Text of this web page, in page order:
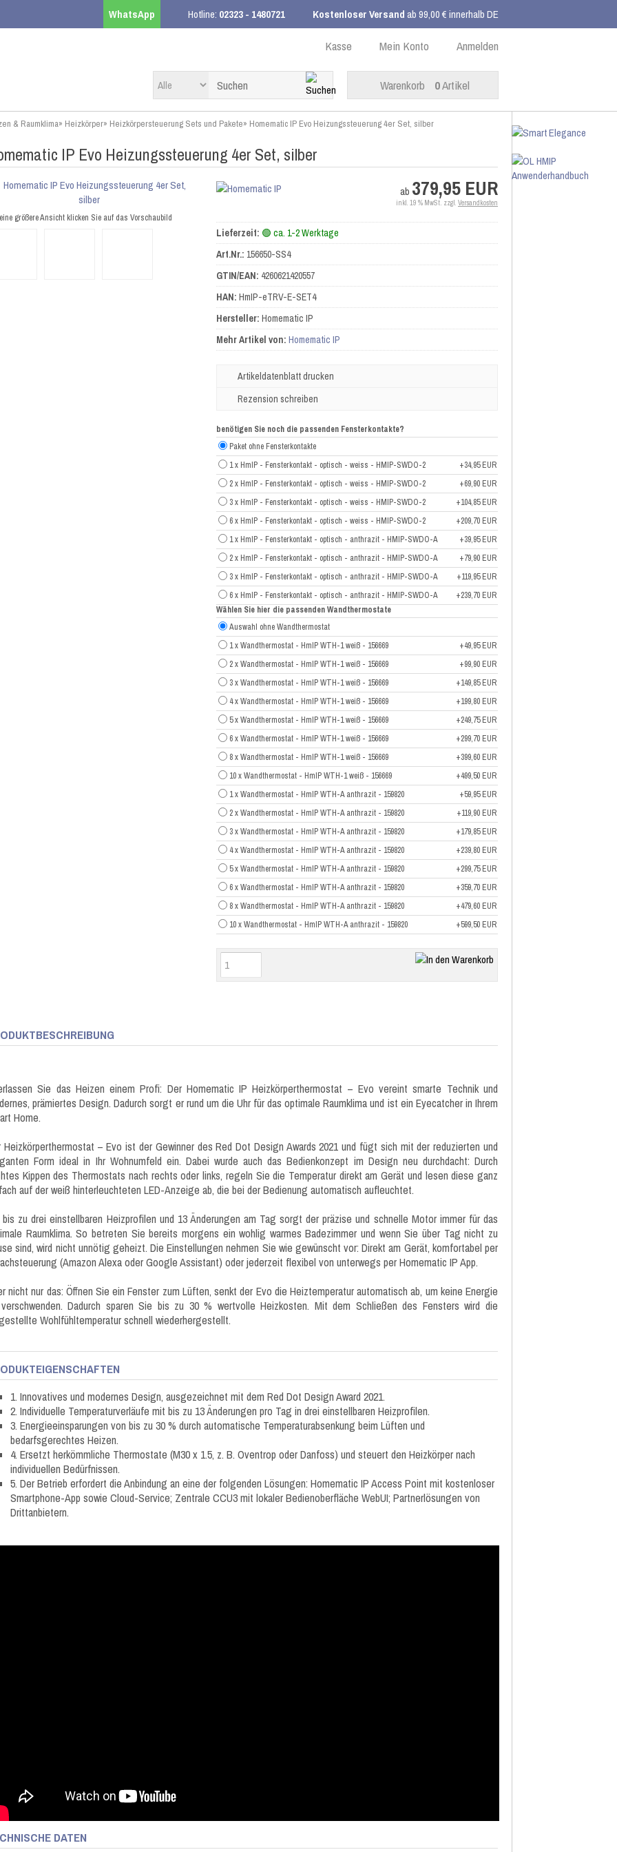
WhatsApp Hotline: 02323 - 1480721 Kostenloser Versandab 99,00 € innerhalb DE
Anmelden
Mein Konto
Kasse
Warenkorb 0Artikel
& Raumklima» Heizkörper» Heizkörpersteuerung Sets und Pakete» Homematic IP Evo Heizungssteuerung 4er Set, silber
IP Evo Heizungssteuerung 4er Set, silber
größere Ansicht klicken Sie auf das Vorschaubild
ab 379,95 EUR
inkl. 19 % MwSt. zzgl. Versandkosten
Lieferzeit: 🟢 ca. 1-2 Werktage
Art.Nr.: 156650-SS4
GTIN/EAN: 4260621420557
HAN: HmIP-eTRV-E-SET4
Hersteller: Homematic IP
Mehr Artikel von: Homematic IP
Artikeldatenblatt drucken
Rezension schreiben
benötigen Sie noch die passenden Fensterkontakte?
Paket ohne Fensterkontakte
1 x HmIP - Fensterkontakt - optisch - weiss - HMIP-SWDO-2
+34,95 EUR
2 x HmIP - Fensterkontakt - optisch - weiss - HMIP-SWDO-2
+69,90 EUR
3 x HmIP - Fensterkontakt - optisch - weiss - HMIP-SWDO-2
+104,85 EUR
6 x HmIP - Fensterkontakt - optisch - weiss - HMIP-SWDO-2
+209,70 EUR
1 x HmIP - Fensterkontakt - optisch - anthrazit - HMIP-SWDO-A
+39,95 EUR
2 x HmIP - Fensterkontakt - optisch - anthrazit - HMIP-SWDO-A
+79,90 EUR
3 x HmIP - Fensterkontakt - optisch - anthrazit - HMIP-SWDO-A
+119,95 EUR
6 x HmIP - Fensterkontakt - optisch - anthrazit - HMIP-SWDO-A
+239,70 EUR
Wählen Sie hier die passenden Wandthermostate
Auswahl ohne Wandthermostat
1 x Wandthermostat - HmIP WTH-1 weiß - 156669
+49,95 EUR
2 x Wandthermostat - HmIP WTH-1 weiß - 156669
+99,90 EUR
3 x Wandthermostat - HmIP WTH-1 weiß - 156669
+149,85 EUR
4 x Wandthermostat - HmIP WTH-1 weiß - 156669
+199,80 EUR
5 x Wandthermostat - HmIP WTH-1 weiß - 156669
+249,75 EUR
6 x Wandthermostat - HmIP WTH-1 weiß - 156669
+299,70 EUR
8 x Wandthermostat - HmIP WTH-1 weiß - 156669
+399,60 EUR
10 x Wandthermostat - HmIP WTH-1 weiß - 156669
+499,50 EUR
1 x Wandthermostat - HmIP WTH-A anthrazit - 159820
+59,95 EUR
2 x Wandthermostat - HmIP WTH-A anthrazit - 159820
+119,90 EUR
3 x Wandthermostat - HmIP WTH-A anthrazit - 159820
+179,85 EUR
4 x Wandthermostat - HmIP WTH-A anthrazit - 159820
+239,80 EUR
5 x Wandthermostat - HmIP WTH-A anthrazit - 159820
+299,75 EUR
6 x Wandthermostat - HmIP WTH-A anthrazit - 159820
+359,70 EUR
8 x Wandthermostat - HmIP WTH-A anthrazit - 159820
+479,60 EUR
10 x Wandthermostat - HmIP WTH-A anthrazit - 159820
+599,50 EUR
Sie das Heizen einem Profi: Der Homematic IP Heizkörperthermostat – Evo vereint smarte Technik und
prämiertes Design. Dadurch sorgt er rund um die Uhr für das optimale Raumklima und ist ein Eyecatcher in Ihrem
Home.
Heizkörperthermostat – Evo ist der Gewinner des Red Dot Design Awards 2021 und fügt sich mit der reduzierten und
Form ideal in Ihr Wohnumfeld ein. Dabei wurde auch das Bedienkonzept im Design neu durchdacht: Durch
Kippen des Thermostats nach rechts oder links, regeln Sie die Temperatur direkt am Gerät und lesen diese ganz
auf der weiß hinterleuchteten LED-Anzeige ab, die bei der Bedienung automatisch aufleuchtet.
zu drei einstellbaren Heizprofilen und 13 Änderungen am Tag sorgt der präzise und schnelle Motor immer für das
Raumklima. So betreten Sie bereits morgens ein wohlig warmes Badezimmer und wenn Sie über Tag nicht zu
sind, wird nicht unnötig geheizt. Die Einstellungen nehmen Sie wie gewünscht vor: Direkt am Gerät, komfortabel per
(Amazon Alexa oder Google Assistant) oder jederzeit flexibel von unterwegs per Homematic IP App.
nicht nur das: Öffnen Sie ein Fenster zum Lüften, senkt der Evo die Heiztemperatur automatisch ab, um keine Energie
Dadurch sparen Sie bis zu 30 % wertvolle Heizkosten. Mit dem Schließen des Fensters wird die
Wohlfühltemperatur schnell wiederhergestellt.
1. Innovatives und modernes Design, ausgezeichnet mit dem Red Dot Design Award 2021.
2. Individuelle Temperaturverläufe mit bis zu 13 Änderungen pro Tag in drei einstellbaren Heizprofilen.
3. Energieeinsparungen von bis zu 30 % durch automatische Temperaturabsenkung beim Lüften und
bedarfsgerechtes Heizen.
4. Ersetzt herkömmliche Thermostate (M30 x 1.5, z. B. Oventrop oder Danfoss) und steuert den Heizkörper nach
individuellen Bedürfnissen.
5. Der Betrieb erfordert die Anbindung an eine der folgenden Lösungen: Homematic IP Access Point mit kostenloser
Smartphone-App sowie Cloud-Service; Zentrale CCU3 mit lokaler Bedienoberfläche WebUI; Partnerlösungen von
Drittanbietern.
DATEN